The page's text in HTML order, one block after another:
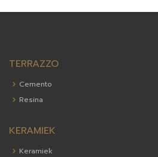
TERRAZZO
Cemento
Resina
KERAMIEK
Keramiek